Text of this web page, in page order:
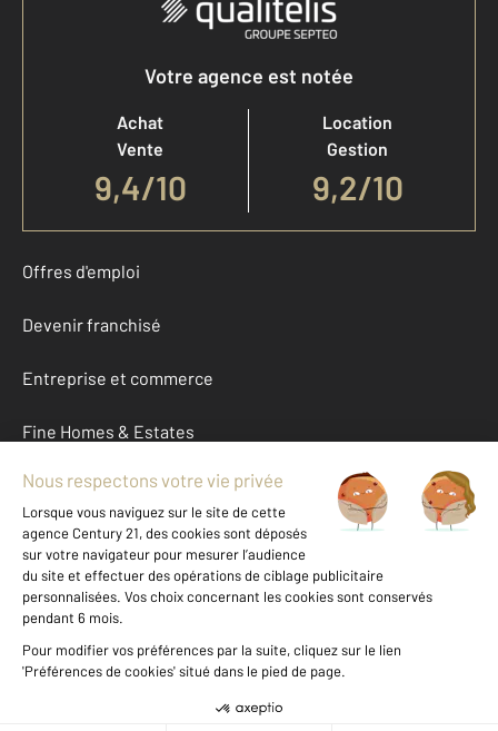
Votre agence est notée
Achat
Vente
9,4/10
Location
Gestion
9,2/10
Offres d'emploi
Devenir franchisé
Entreprise et commerce
Fine Homes & Estates
À propos
International
Nous contacter
Données personnelles